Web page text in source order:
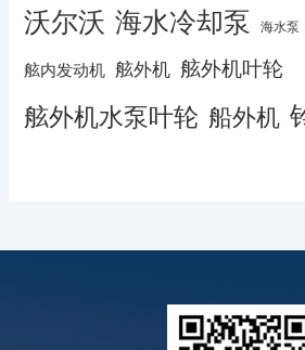
沃尔沃 海水冷却泵 海水泵
舷内发动机 舷外机 舷外机叶轮
舷外机水泵叶轮 船外机